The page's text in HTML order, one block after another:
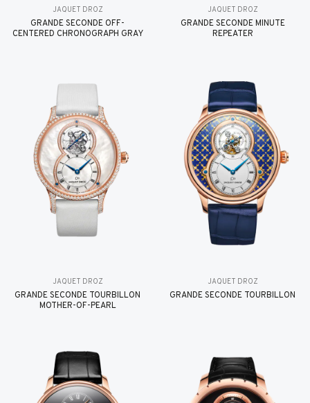
JAQUET DROZ
GRANDE SECONDE OFF-
CENTERED CHRONOGRAPH GRAY
JAQUET DROZ
GRANDE SECONDE MINUTE
REPEATER
JAQUET DROZ
GRANDE SECONDE TOURBILLON
MOTHER-OF-PEARL
JAQUET DROZ
GRANDE SECONDE TOURBILLON